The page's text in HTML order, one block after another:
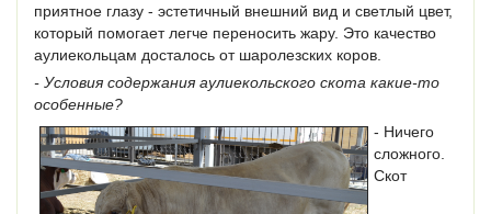
приятное глазу - эстетичный внешний вид и светлый цвет,
который помогает легче переносить жару. Это качество
аулиекольцам досталось от шаролезских коров.
- Условия содержания аулиекольского скота какие-то
особенные?
- Ничего
сложного.
Скот